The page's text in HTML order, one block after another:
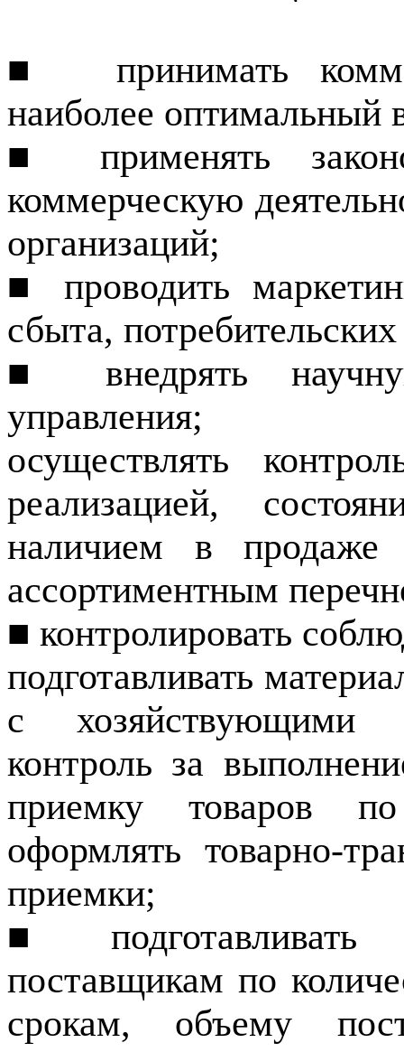
■
принимать
наиболее оптимальный
■ применять
коммерческую
организаций;
■ проводить
сбыта,
■ внедрять
управления;
осуществлять
реализацией,
наличием в продаже
ассорти­ментным
■ контролировать
подготавливать
с хозяйствующими
контроль за
приемку товаров
оформлять то­варно-
приемки;
■
поставщикам по
срокам, объему